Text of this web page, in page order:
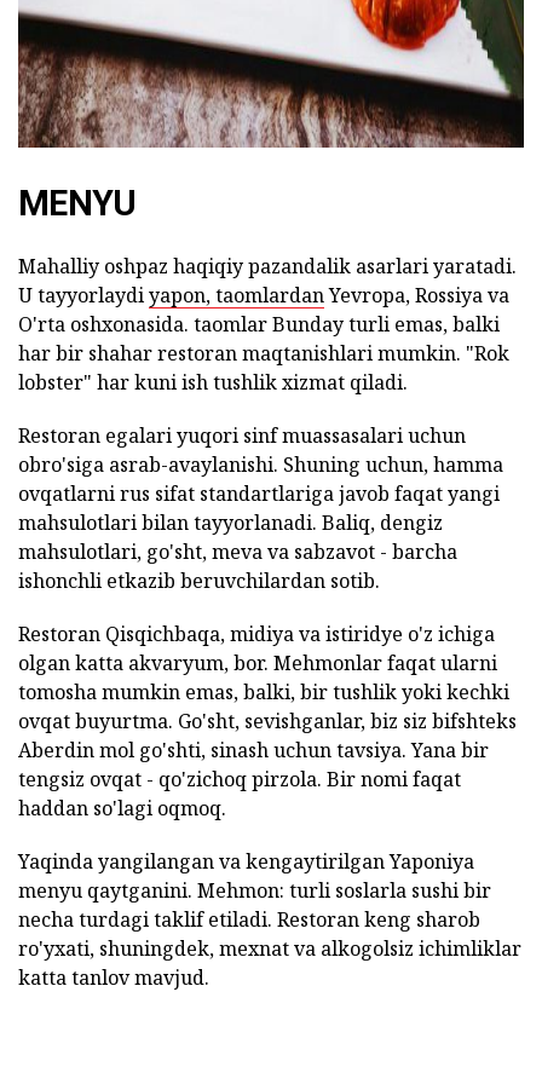
MENYU
Mahalliy oshpaz haqiqiy pazandalik asarlari yaratadi.
U tayyorlaydiyapon, taomlardanYevropa, Rossiya va
O'rta oshxonasida. taomlar Bunday turli emas, balki
har bir shahar restoran maqtanishlari mumkin. "Rok
lobster" har kuni ish tushlik xizmat qiladi.
Restoran egalari yuqori sinf muassasalari uchun
obro'siga asrab-avaylanishi. Shuning uchun, hamma
ovqatlarni rus sifat standartlariga javob faqat yangi
mahsulotlari bilan tayyorlanadi. Baliq, dengiz
mahsulotlari, go'sht, meva va sabzavot - barcha
ishonchli etkazib beruvchilardan sotib.
Restoran Qisqichbaqa, midiya va istiridye o'z ichiga
olgan katta akvaryum, bor. Mehmonlar faqat ularni
tomosha mumkin emas, balki, bir tushlik yoki kechki
ovqat buyurtma. Go'sht, sevishganlar, biz siz bifshteks
Aberdin mol go'shti, sinash uchun tavsiya. Yana bir
tengsiz ovqat - qo'zichoq pirzola. Bir nomi faqat
haddan so'lagi oqmoq.
Yaqinda yangilangan va kengaytirilgan Yaponiya
menyu qaytganini. Mehmon: turli soslarla sushi bir
necha turdagi taklif etiladi. Restoran keng sharob
ro'yxati, shuningdek, mexnat va alkogolsiz ichimliklar
katta tanlov mavjud.